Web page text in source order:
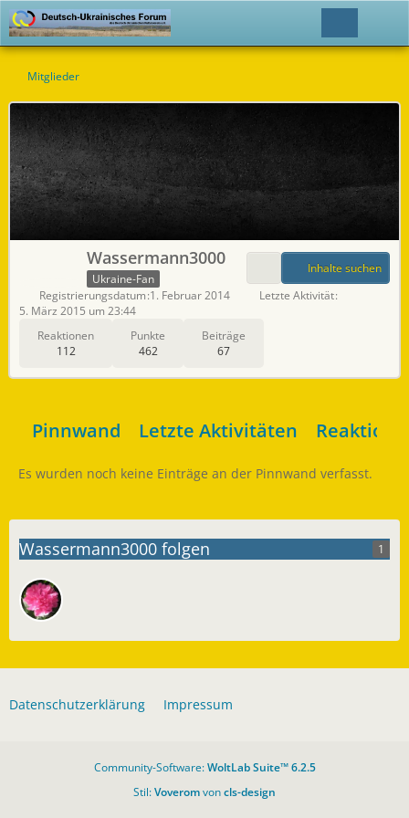
Mitglieder
Wassermann3000
Ukraine-Fan
Reaktionen
112
Punkte
462
Beiträge
67
Inhalte suchen
Registrierungsdatum 1. Februar 2014
Letzte Aktivität
5. März 2015 um 23:44
Pinnwand Letzte Aktivitäten
Es wurden noch keine Einträge an der Pinnwand verfasst.
Wassermann3000 folgen 1
Datenschutzerklärung Impressum
Community-Software:WoltLab Suite™ 6.2.5
Stil:Voveromvoncls-design